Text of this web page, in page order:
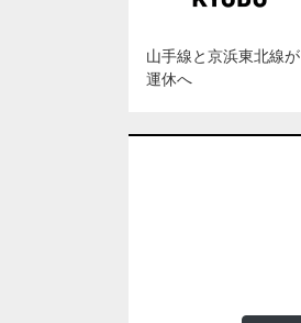
山手線と京浜東北線が
運休へ